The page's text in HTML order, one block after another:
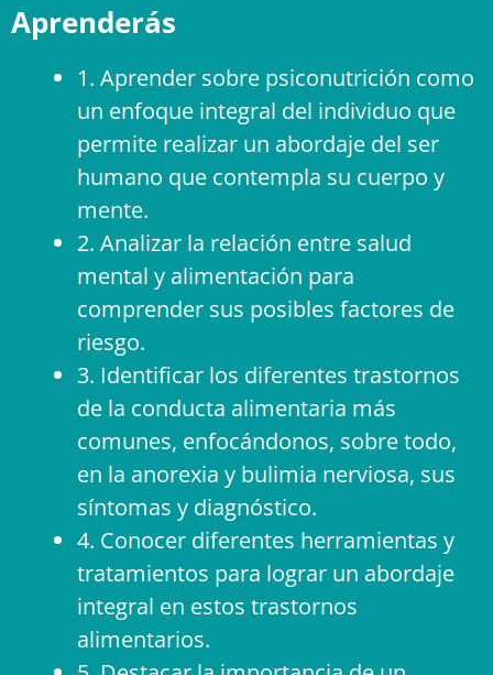
Aprenderás
1. Aprender sobre psiconutrición como
un enfoque integral del individuo que
permite realizar un abordaje del ser
humano que contempla su cuerpo y
mente.
2. Analizar la relación entre salud
mental y alimentación para
comprender sus posibles factores de
riesgo.
3. Identificar los diferentes trastornos
de la conducta alimentaria más
comunes, enfocándonos, sobre todo,
en la anorexia y bulimia nerviosa, sus
síntomas y diagnóstico.
4. Conocer diferentes herramientas y
tratamientos para lograr un abordaje
integral en estos trastornos
alimentarios.